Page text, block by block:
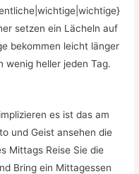
setzen ein Lächeln auf
bekommen leicht länger
wenig heller jeden Tag.
es ist das am
und Geist ansehen die
Mittags Reise Sie die
Bring ein Mittagessen